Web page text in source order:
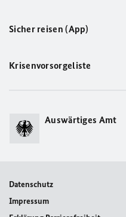
Sicher reisen (App)
Krisenvorsorgeliste
Auswärtiges Amt
Datenschutz
Impressum